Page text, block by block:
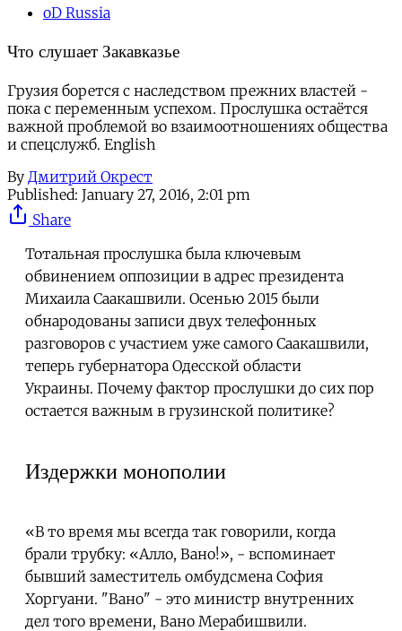
oD Russia
Что слушает Закавказье
Грузия борется с наследством прежних властей -
пока с переменным успехом. Прослушка остаётся
важной проблемой во взаимоотношениях общества
и спецслужб. English
By Дмитрий Окрест
Published: January 27, 2016, 2:01 pm
Share
Тотальная прослушка была ключевым
обвинением оппозиции в адрес президента
Михаила Саакашвили. Осенью 2015 были
обнародованы записи двух телефонных
разговоров с участием уже самого Саакашвили,
теперь губернатора Одесской области
Украины. Почему фактор прослушки до сих пор
остается важным в грузинской политике?
Издержки монополии
«В то время мы всегда так говорили, когда
брали трубку: «Алло, Вано!», - вспоминает
бывший заместитель омбудсмена София
Хоргуани. "Вано" - это министр внутренних
дел того времени, Вано Мерабишвили.